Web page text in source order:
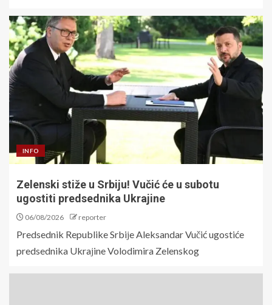
INFO
Zelenski stiže u Srbiju! Vučić će u subotu
ugostiti predsednika Ukrajine
06/08/2026 reporter
Predsednik Republike Srbiјe Aleksandar Vučić ugostiće
predsednika Ukraјine Volodimira Zelenskog